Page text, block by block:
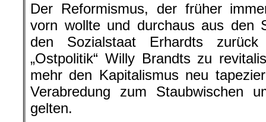
Der Reformismus, der früher
vorn wollte und durchaus aus den
den Sozialstaat Erhardts
„Ostpolitik“ Willy Brandts zu
mehr den Kapitalismus neu
Verabredung zum Staubwischen
gelten.